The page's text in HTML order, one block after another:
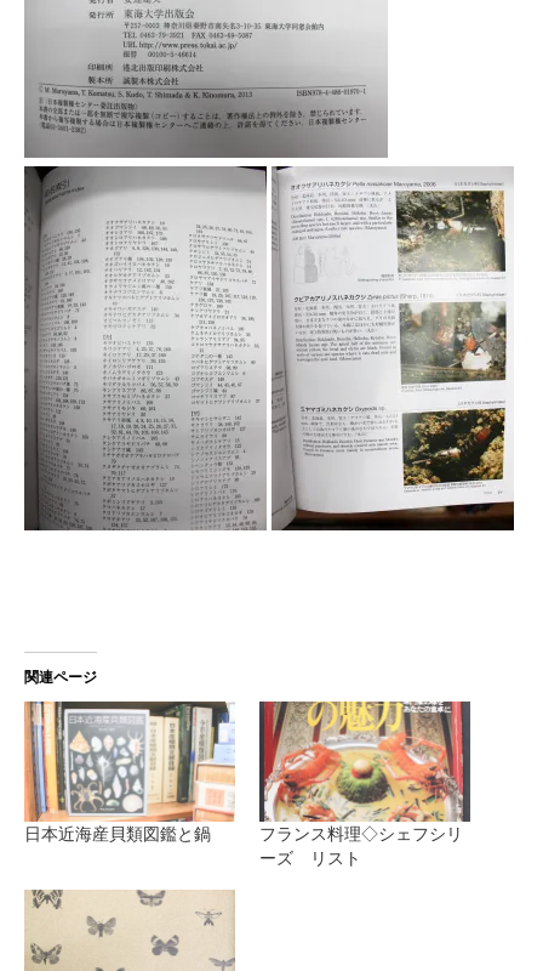
関連ページ
日本近海産貝類図鑑と鍋
フランス料理◇シェフシリ
ーズ リスト